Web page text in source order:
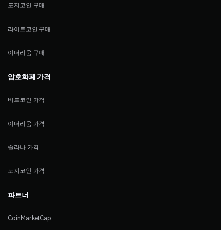
도지코인 구매
라이트코인 구매
이더리움 구매
암호화폐 가격
비트코인 가격
이더리움 가격
솔라나 가격
도지코인 가격
파트너
CoinMarketCap